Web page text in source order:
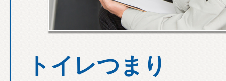
トイレつまり